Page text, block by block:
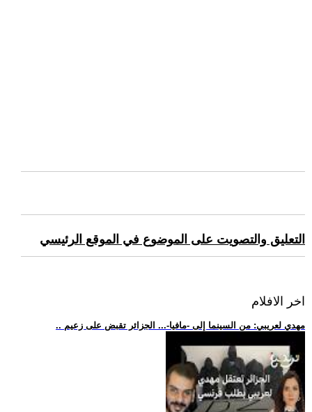
التعليق والتصويت على الموضوع في الموقع الرئيسي
اخر الافلام
.. مهدي لعريبي: من السينما إلى -مافيا-... الجزائر تقبض على زعيم